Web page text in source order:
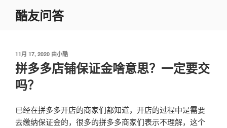
酷友问答
发
布
于
11月 17, 2020 由小酷
拼多多店铺保证金啥意思？一定要交
吗？
已经在拼多多开店的商家们都知道，开店的过程中是需要
去缴纳保证金的，很多的拼多多商家们表示不理解，这个